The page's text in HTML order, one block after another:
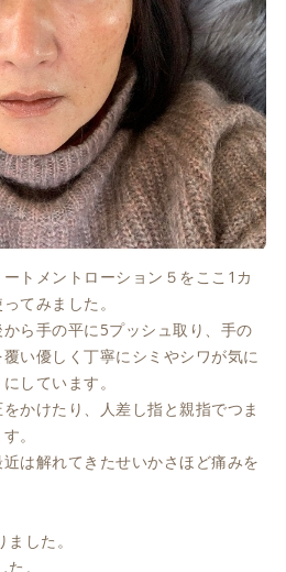
トメントローション５をここ1カ
てみました。
ら手の平に5プッシュ取り、手の
い優しく丁寧にシミやシワが気に
しています。
かけたり、人差し指と親指でつま
。
は解れてきたせいかさほど痛みを
した。
。